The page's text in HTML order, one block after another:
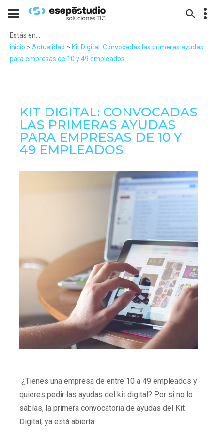
Estás en...
inicio > Actualidad > Kit Digital: Convocadas las primeras ayudas
para empresas de 10 y 49 empleados
KIT DIGITAL: CONVOCADAS
LAS PRIMERAS AYUDAS
PARA EMPRESAS DE 10 Y
49 EMPLEADOS
¿Tienes una empresa de entre 10 a 49 empleados y
quieres pedir las ayudas del kit digital? Por si no lo
sabías, la primera convocatoria de ayudas del Kit
Digital, ya está abierta.